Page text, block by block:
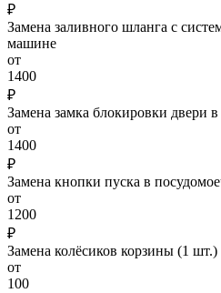
₽
Замена заливного шланга с
машине
от
1400
₽
Замена замка блокировки двери
от
1400
₽
Замена кнопки пуска в
от
1200
₽
Замена колёсиков корзины (1
от
100